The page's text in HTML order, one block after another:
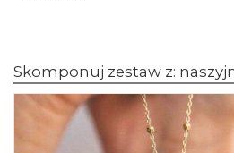
Skomponuj zestaw z: